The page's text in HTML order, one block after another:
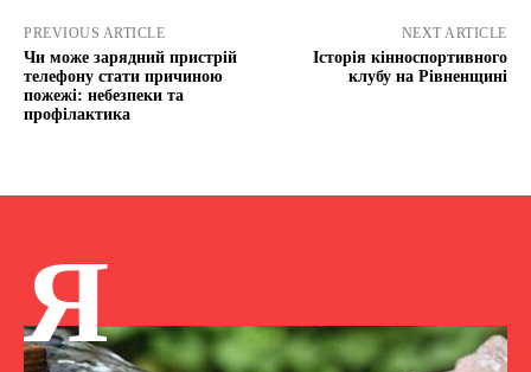
PREVIOUS ARTICLE
Чи може зарядний пристрій
телефону стати причиною
пожежі: небезпеки та
профілактика
NEXT ARTICLE
Історія кінноспортивного
клубу на Рівненщині
Я